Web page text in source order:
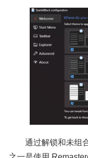
通过解锁和未组合